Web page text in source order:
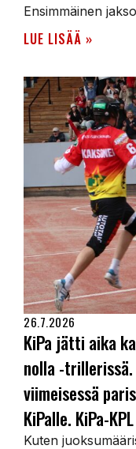
Ensimmäinen
LUE LISÄÄ »
26.7.2026
KiPa jätti aika
nolla -trillerissä.
viimeisessä
KiPalle. KiPa-
Kuten